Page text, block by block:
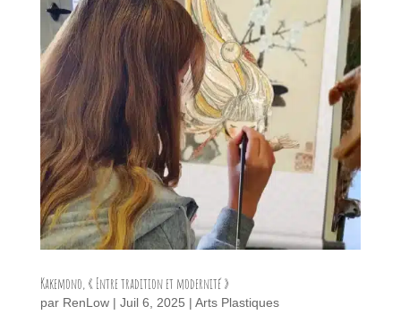
Kakemono, « Entre tradition et modernité »
par RenLow| Juil 6, 2025 | Arts Plastiques